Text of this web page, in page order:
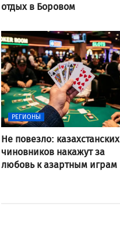
отдых в Боровом
РЕГИОНЫ
Не повезло: казахстанских
чиновников накажут за
любовь к азартным играм